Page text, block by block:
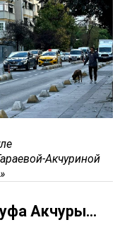
Акчуриной
Акчуры...